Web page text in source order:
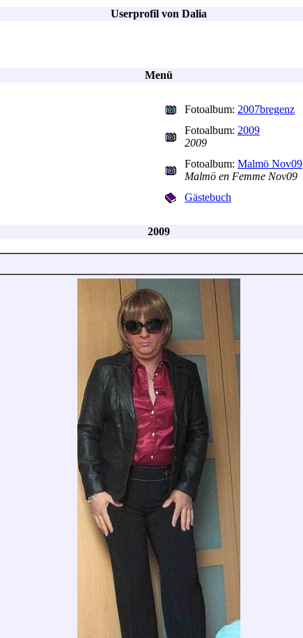
Userprofil von Dalia
Menü
Fotoalbum: 2007bregenz
Fotoalbum: 2009
2009
Fotoalbum: Malmö Nov09
Malmö en Femme Nov09
Gästebuch
2009